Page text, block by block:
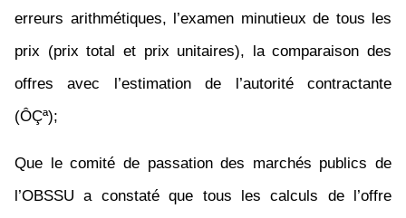
erreurs arithmétiques, l’examen minutieux de tous les
prix (prix total et prix unitaires), la comparaison des
offres avec l’estimation de l’autorité contractante
(ÔÇª);
Que le comité de passation des marchés publics de
l’OBSSU a constaté que tous les calculs de l’offre